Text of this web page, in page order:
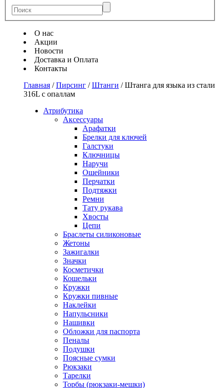
О нас
Акции
Новости
Доставка и Оплата
Контакты
Главная /Пирсинг /Штанги /Штанга для языка из стали
316L с опаллам
Атрибутика
Аксессуары
Арафатки
Брелки для ключей
Галстуки
Ключницы
Наручи
Ошейники
Перчатки
Подтяжки
Ремни
Тату рукава
Хвосты
Цепи
Браслеты силиконовые
Жетоны
Зажигалки
Значки
Косметички
Кошельки
Кружки
Кружки пивные
Наклейки
Напульсники
Нашивки
Обложки для паспорта
Пеналы
Подушки
Поясные сумки
Рюкзаки
Тарелки
Торбы (рюкзаки-мешки)